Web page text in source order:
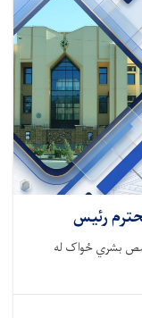
رئیس
بشري ځواک له